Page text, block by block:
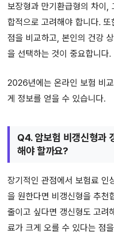
보장형과 만기환급형의 차이,
합적으로 고려해야 합니다.
점을 비교하고, 본인의 건강
을 선택하는 것이 중요합니다.
2026년에는 온라인 보험 비
게 정보를 얻을 수 있습니다.
Q4. 암보험 비갱신형과
해야 할까요?
장기적인 관점에서 보험료 인
을 원한다면 비갱신형을 추천
줄이고 싶다면 갱신형도 고려
료가 크게 오를 수 있다는 점